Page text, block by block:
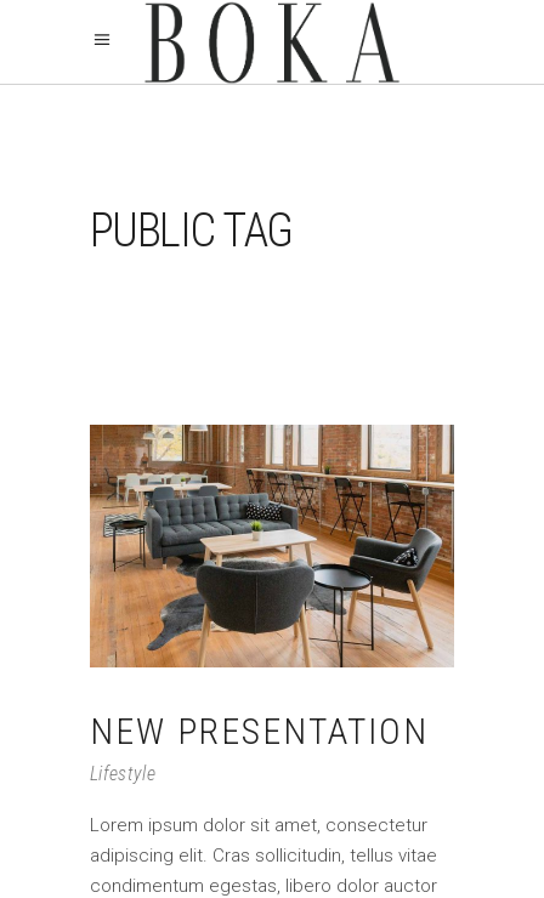
PUBLIC TAG
NEW PRESENTATION
Lifestyle
Lorem ipsum dolor sit amet, consectetur
adipiscing elit. Cras sollicitudin, tellus vitae
condimentum egestas, libero dolor auctor